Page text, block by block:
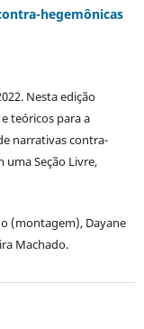
hegemônicas
Nesta edição
teóricos para a
narrativas contra-
uma Seção Livre,
(montagem), Dayane
Machado.